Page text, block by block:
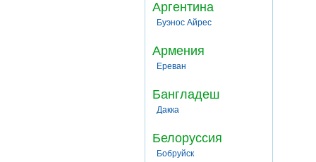
Аргентина
Буэнос Айрес
Армения
Ереван
Бангладеш
Дакка
Белоруссия
Бобруйск